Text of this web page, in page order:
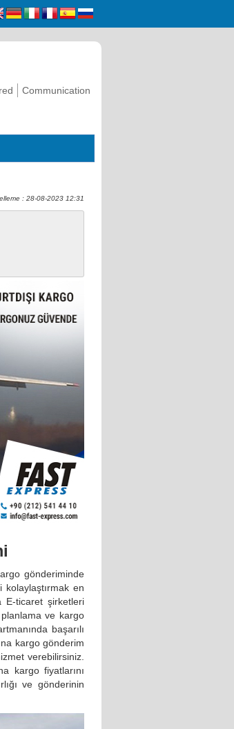
Communication
: 28-08-2023 12:31
gönderiminde
kolaylaştırmak en
E-ticaret şirketleri
ve kargo
başarılı
kargo gönderim
verebilirsiniz.
kargo fiyatlarını
ve gönderinin